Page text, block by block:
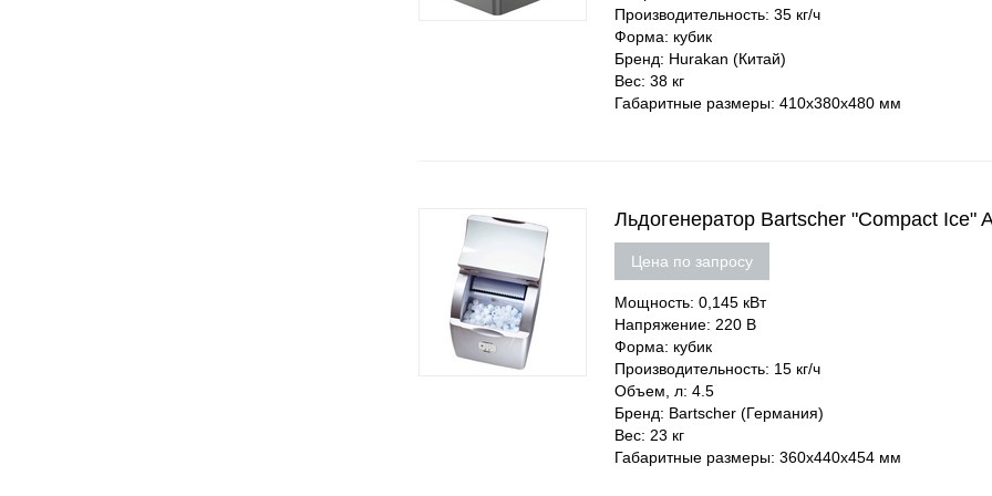
Производительность: 35 кг/ч
Форма: кубик
Бренд: Hurakan (Китай)
Вес: 38 кг
Габаритные размеры: 410х380х480 мм
Льдогенератор Bartscher "Compact Ice"
Цена по запросу
Мощность: 0,145 кВт
Напряжение: 220 В
Форма: кубик
Производительность: 15 кг/ч
Объем, л: 4.5
Бренд: Bartscher (Германия)
Вес: 23 кг
Габаритные размеры: 360х440х454 мм